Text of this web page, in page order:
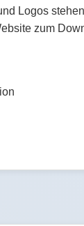
Logos
zum